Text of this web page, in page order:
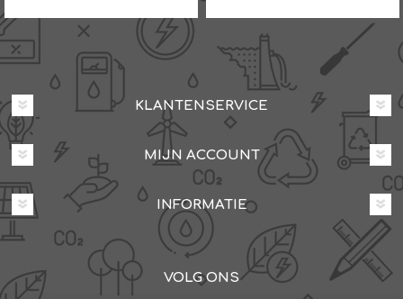
KLANTENSERVICE
MIJN ACCOUNT
INFORMATIE
VOLG ONS